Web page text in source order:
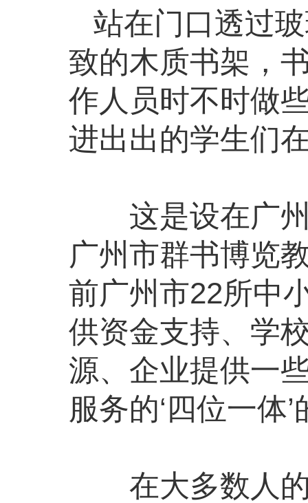
站在门口透过
致的木质书架，
作人员时不时做
进出出的学生们
这是设在广州
广州市群书博览
前广州市22所中
供资金支持、学
源、企业提供一
服务的‘四位一体
在大多数人的